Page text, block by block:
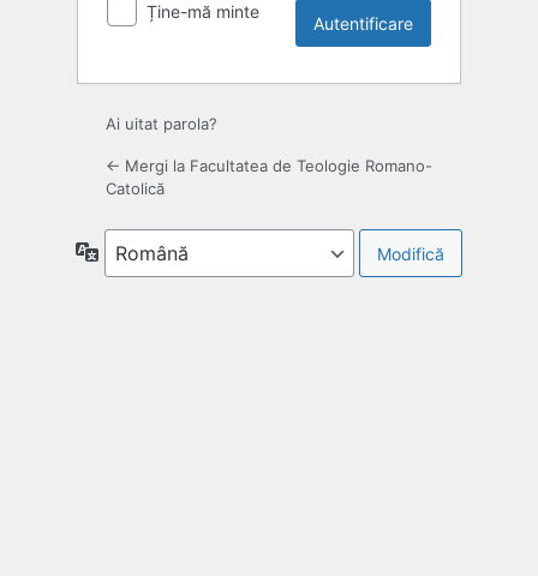
Ține-mă minte
Ai uitat parola?
← Mergi la Facultatea de Teologie Romano-
Catolică
Limbă